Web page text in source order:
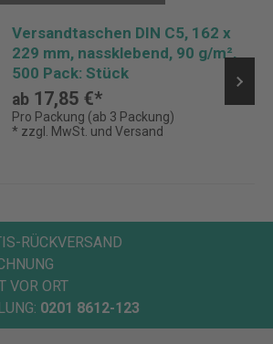
Versandtaschen DIN C5, 162 x
229 mm, nassklebend, 90 g/m²,
500 Pack: Stück
ab 17,85 €*
Pro Packung (ab 3 Packung)
* zzgl. MwSt. und Versand
RÜCKVERSAND
VOR ORT
0201 8612-123